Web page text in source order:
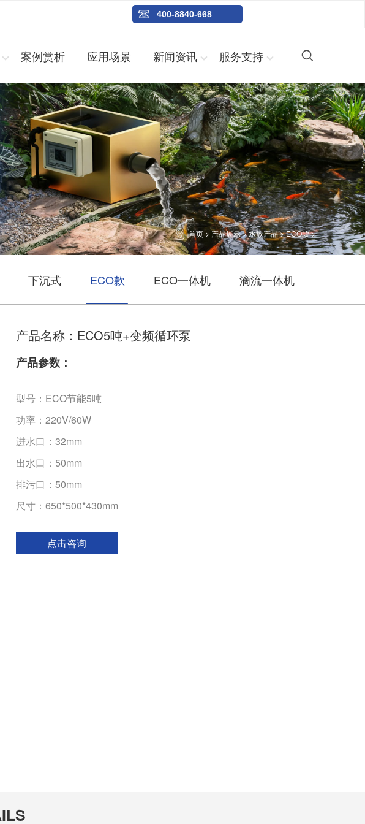
400-8840-668
案例赏析 应用场景 新闻资讯 服务支持
首页 >产品展示>水族产品>ECO款>
下沉式 ECO款 ECO一体机 滴流一体机
产品名称：ECO5吨+变频循环泵
产品参数：
型号：ECO节能5吨
功率：220V/60W
进水口：32mm
出水口：50mm
排污口：50mm
尺寸：650*500*430mm
点击咨询